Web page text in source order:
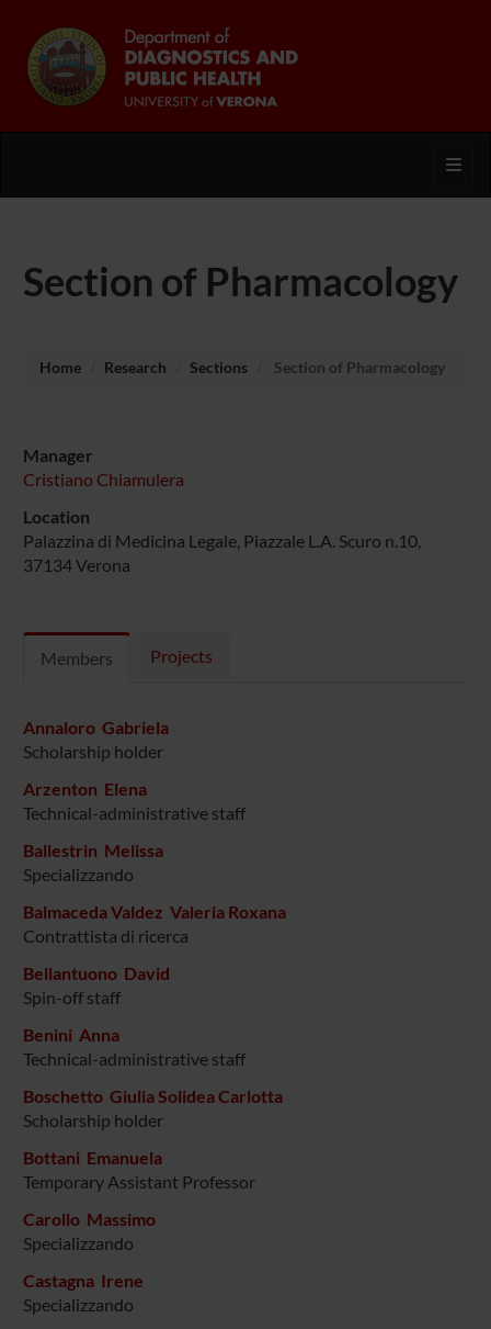
Section of Pharmacology
Home Research Sections Section of Pharmacology
Manager
Cristiano Chiamulera
Location
Palazzina di Medicina Legale, Piazzale L.A. Scuro n.10,
37134 Verona
Members Projects
Annaloro Gabriela
Scholarship holder
Arzenton Elena
Technical-administrative staff
Ballestrin Melissa
Specializzando
Balmaceda Valdez Valeria Roxana
Contrattista di ricerca
Bellantuono David
Spin-off staff
Benini Anna
Technical-administrative staff
Boschetto Giulia Solidea Carlotta
Scholarship holder
Bottani Emanuela
Temporary Assistant Professor
Carollo Massimo
Specializzando
Castagna Irene
Specializzando